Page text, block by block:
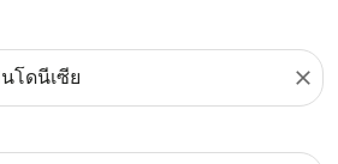
close